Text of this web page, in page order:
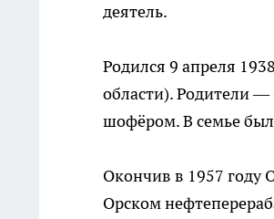
деятель.
Родился 9 апреля
области). Родители
шофёром. В семье
Окончив в 1957 году
Орском